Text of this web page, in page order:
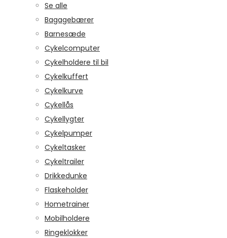
Se alle
Bagagebærer
Barnesæde
Cykelcomputer
Cykelholdere til bil
Cykelkuffert
Cykelkurve
Cykellås
Cykellygter
Cykelpumper
Cykeltasker
Cykeltrailer
Drikkedunke
Flaskeholder
Hometrainer
Mobilholdere
Ringeklokker